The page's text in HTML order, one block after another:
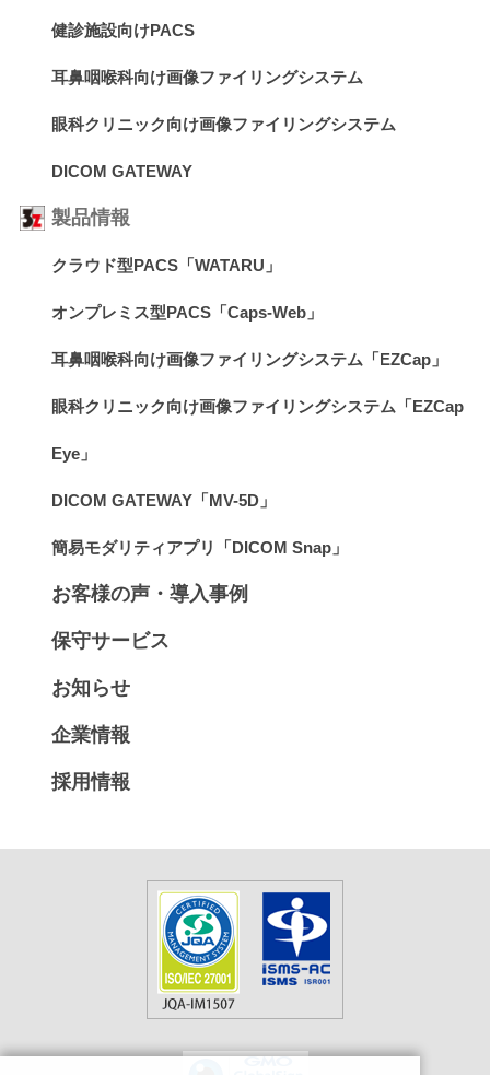
健診施設向けPACS
耳鼻咽喉科向け画像ファイリングシステム
眼科クリニック向け画像ファイリングシステム
DICOM GATEWAY
製品情報
クラウド型PACS「WATARU」
オンプレミス型PACS「Caps-Web」
耳鼻咽喉科向け画像ファイリングシステム「EZCap」
眼科クリニック向け画像ファイリングシステム「EZCap
Eye」
DICOM GATEWAY「MV-5D」
簡易モダリティアプリ「DICOM Snap」
お客様の声・導入事例
保守サービス
お知らせ
企業情報
採用情報